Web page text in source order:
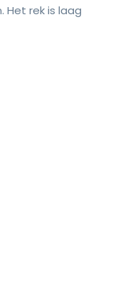
Het rek is laag